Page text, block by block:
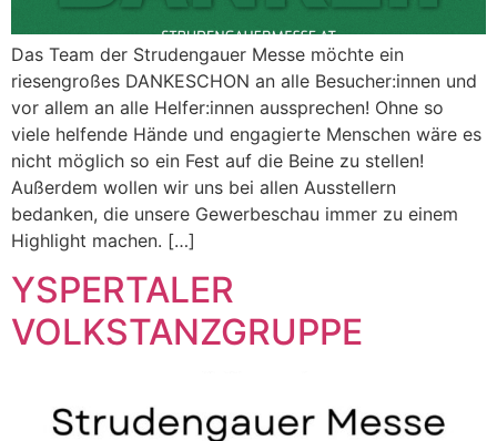
Das Team der Strudengauer Messe möchte ein
riesengroßes DANKESCHON an alle Besucher:innen und
vor allem an alle Helfer:innen aussprechen! Ohne so
viele helfende Hände und engagierte Menschen wäre es
nicht möglich so ein Fest auf die Beine zu stellen!
Außerdem wollen wir uns bei allen Ausstellern
bedanken, die unsere Gewerbeschau immer zu einem
Highlight machen. […]
YSPERTALER
VOLKSTANZGRUPPE